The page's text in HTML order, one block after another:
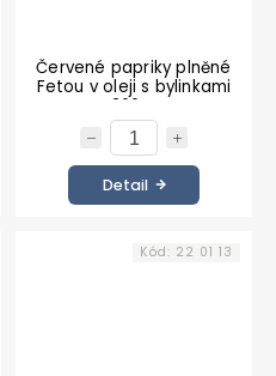
Červené papriky plněné
Fetou v oleji s bylinkami
360 g
Detail
Kód: 22 01 13